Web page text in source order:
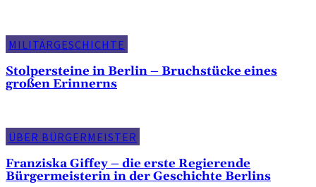
MILITÄRGESCHICHTE
Stolpersteine in Berlin – Bruchstücke eines
großen Erinnerns
ÜBER BÜRGERMEISTER
Franziska Giffey – die erste Regierende
Bürgermeisterin in der Geschichte Berlins